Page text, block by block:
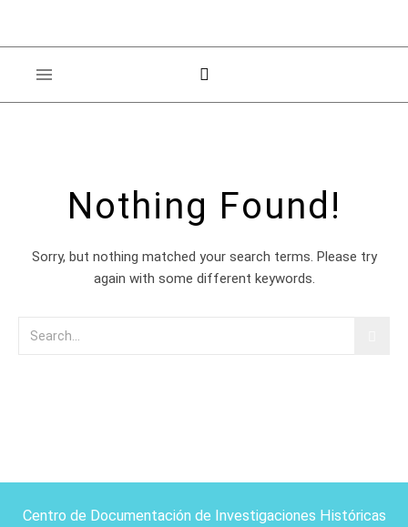
Nothing Found!
Sorry, but nothing matched your search terms. Please try
again with some different keywords.
Centro de Documentación de Investigaciones Históricas